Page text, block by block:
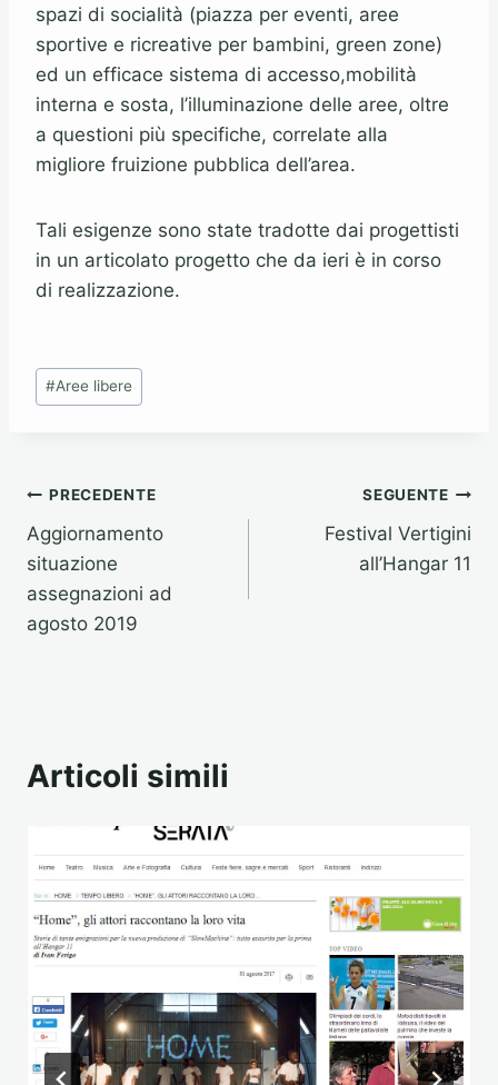
spazi di socialità (piazza per eventi, aree
sportive e ricreative per bambini, green zone)
ed un efficace sistema di accesso,mobilità
interna e sosta, l’illuminazione delle aree, oltre
a questioni più specifiche, correlate alla
migliore fruizione pubblica dell’area.
Tali esigenze sono state tradotte dai progettisti
in un articolato progetto che da ieri è in corso
di realizzazione.
Tag
articolo:
#Aree libere
Navigazione
articoli
PRECEDENTE
Aggiornamento
situazione
assegnazioni ad
agosto 2019
SEGUENTE
Festival Vertigini
all’Hangar 11
Articoli simili